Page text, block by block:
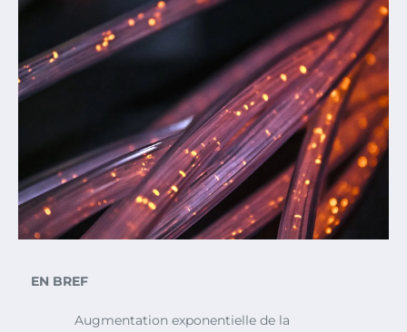
EN BREF
Augmentation exponentielle de la